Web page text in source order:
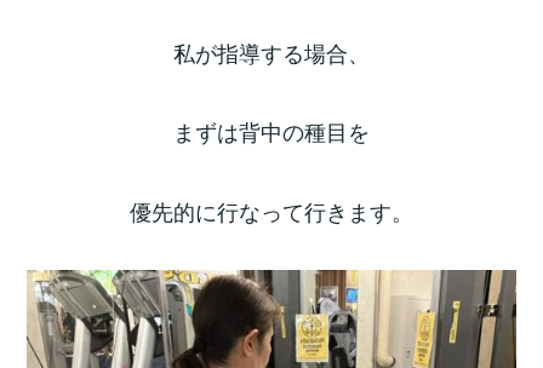
私が指導する場合、
まずは背中の種目を
優先的に行なって行きます。